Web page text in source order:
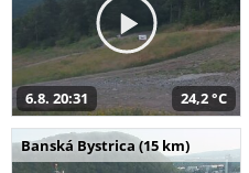
6.8. 20:31 24,2 °C
Banská Bystrica (15 km)